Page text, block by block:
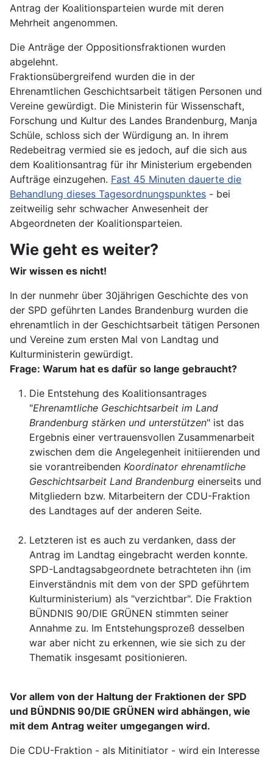
Antrag der Koalitionsparteien wurde mit deren
Mehrheit angenommen.
Die Anträge der Oppositionsfraktionen wurden
abgelehnt.
Fraktionsübergreifend wurden die in der
Ehrenamtlichen Geschichtsarbeit tätigen Personen und
Vereine gewürdigt. Die Ministerin für Wissenschaft,
Forschung und Kultur des Landes Brandenburg, Manja
Schüle, schloss sich der Würdigung an. In ihrem
Redebeitrag vermied sie es jedoch, auf die sich aus
dem Koalitionsantrag für ihr Ministerium ergebenden
Aufträge einzugehen. Fast 45 Minuten dauerte die
Behandlung dieses Tagesordnungspunktes - bei
zeitweilig sehr schwacher Anwesenheit der
Abgeordneten der Koalitionsparteien.
Wie geht es weiter?
Wir wissen es nicht!
In der nunmehr über 30jährigen Geschichte des von
der SPD geführten Landes Brandenburg wurden die
ehrenamtlich in der Geschichtsarbeit tätigen Personen
und Vereine zum ersten Mal von Landtag und
Kulturministerin gewürdigt.
Frage: Warum hat es dafür so lange gebraucht?
Die Entstehung des Koalitionsantrages
"Ehrenamtliche Geschichtsarbeit im Land
Brandenburg stärken und unterstützen" ist das
Ergebnis einer vertrauensvollen Zusammenarbeit
zwischen dem die Angelegenheit initiierenden und
sie vorantreibenden Koordinator ehrenamtliche
Geschichtsarbeit Land Brandenburg einerseits und
Mitgliedern bzw. Mitarbeitern der CDU-Fraktion
des Landtages auf der anderen Seite.
Letzteren ist es auch zu verdanken, dass der
Antrag im Landtag eingebracht werden konnte.
SPD-Landtagsabgeordnete betrachteten ihn (im
Einverständnis mit dem von der SPD geführtem
Kulturministerium) als "verzichtbar". Die Fraktion
BÜNDNIS 90/DIE GRÜNEN stimmten seiner
Annahme zu. Im Entstehungsprozeß desselben
war aber nicht zu erkennen, wie sie sich zu der
Thematik insgesamt positionieren.
Vor allem von der Haltung der Fraktionen der SPD
und BÜNDNIS 90/DIE GRÜNEN wird abhängen, wie
mit dem Antrag weiter umgegangen wird.
Die CDU-Fraktion - als Mitinitiator - wird ein Interesse